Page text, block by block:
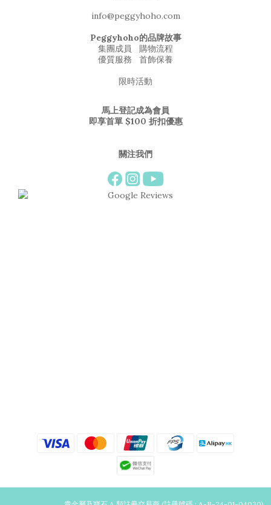
info@peggyhoho.com
Peggyhoho的品牌故事
集團成員
購物流程
優質服務
首飾保養
限時活動
馬上登記成為會員
即享首單 $100 折扣優惠
關注我們